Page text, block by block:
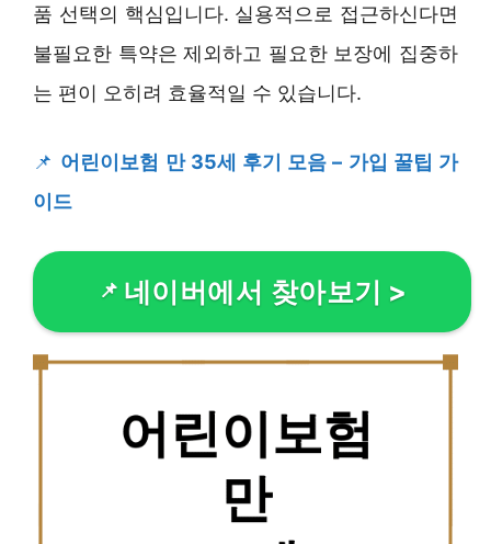
품 선택의 핵심입니다. 실용적으로 접근하신다면
불필요한 특약은 제외하고 필요한 보장에 집중하
는 편이 오히려 효율적일 수 있습니다.
📌 어린이보험 만 35세 후기 모음 – 가입 꿀팁 가
이드
네이버에서 찾아보기 >